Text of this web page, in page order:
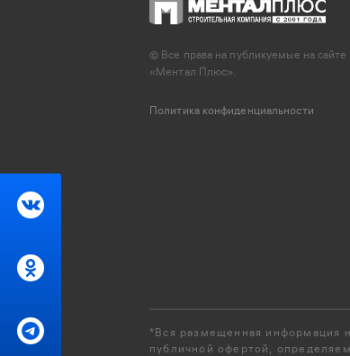
© Все права на публикуемые на
«Ментал Плюс».
Политика конфиденциальности
*Вся размещенная информация
публичной офертой,